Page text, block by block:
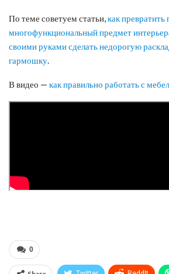
По теме советуем статьи,как превратить
многофункциональный предмет
своими руками сделать недорогую
гармошку.
В видео — как правильно работать с
0